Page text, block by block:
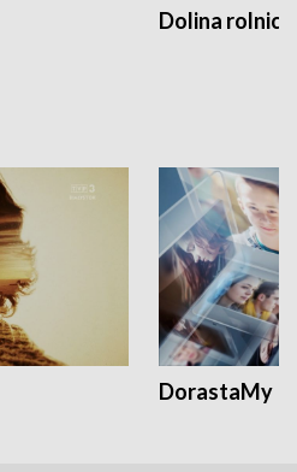
Dolina
DorastaMy